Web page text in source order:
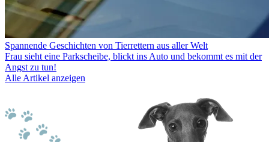
Spannende Geschichten von Tierrettern aus aller Welt
Frau sieht eine Parkscheibe, blickt ins Auto und bekommt es mit der
Angst zu tun!
Alle Artikel anzeigen